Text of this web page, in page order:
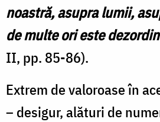
noastră, asupra lumii,
de multe ori este
II, pp. 85-86).
Extrem de valoroase în
– desigur, alături de